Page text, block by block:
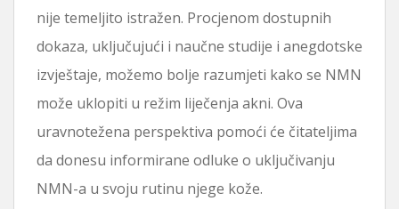
nije temeljito istražen. Procjenom dostupnih
dokaza, uključujući i naučne studije i anegdotske
izvještaje, možemo bolje razumjeti kako se NMN
može uklopiti u režim liječenja akni. Ova
uravnotežena perspektiva pomoći će čitateljima
da donesu informirane odluke o uključivanju
NMN-a u svoju rutinu njege kože.